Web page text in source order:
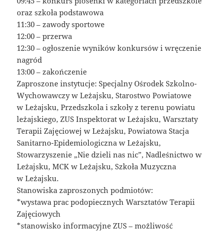
oraz szkoła podstawowa
11:30 – zawody sportowe
12:00 – przerwa
12:30 – ogłoszenie wyników konkursów i wręczenie
nagród
13:00 – zakończenie
Zaproszone instytucje: Specjalny Ośrodek Szkolno-
Wychowawczy w Leżajsku, Starostwo Powiatowe
w Leżajsku, Przedszkola i szkoły z terenu powiatu
leżajskiego, ZUS Inspektorat w Leżajsku, Warsztaty
Terapii Zajęciowej w Leżajsku, Powiatowa Stacja
Sanitarno-Epidemiologiczna w Leżajsku,
Stowarzyszenie „Nie dzieli nas nic”, Nadleśnictwo w
Leżajsku, MCK w Leżajsku, Szkoła Muzyczna
w Leżajsku.
Stanowiska zaproszonych podmiotów:
*wystawa prac podopiecznych Warsztatów Terapii
Zajęciowych
*stanowisko informacyjne ZUS – możliwość